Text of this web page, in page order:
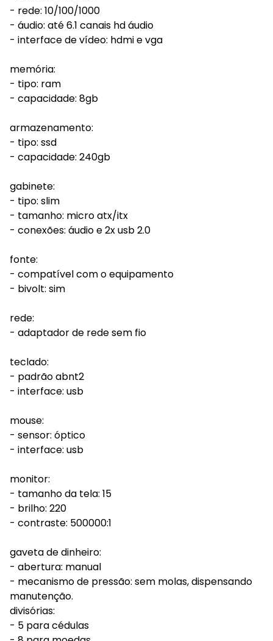
- rede: 10/100/1000
- áudio: até 6.1 canais hd áudio
- interface de vídeo: hdmi e vga
memória:
- tipo: ram
- capacidade: 8gb
armazenamento:
- tipo: ssd
- capacidade: 240gb
gabinete:
- tipo: slim
- tamanho: micro atx/itx
- conexões: áudio e 2x usb 2.0
fonte:
- compatível com o equipamento
- bivolt: sim
rede:
- adaptador de rede sem fio
teclado:
- padrão abnt2
- interface: usb
mouse:
- sensor: óptico
- interface: usb
monitor:
- tamanho da tela: 15
- brilho: 220
- contraste: 500000:1
gaveta de dinheiro:
- abertura: manual
- mecanismo de pressão: sem molas, dispensando
manutenção.
divisórias:
- 5 para cédulas